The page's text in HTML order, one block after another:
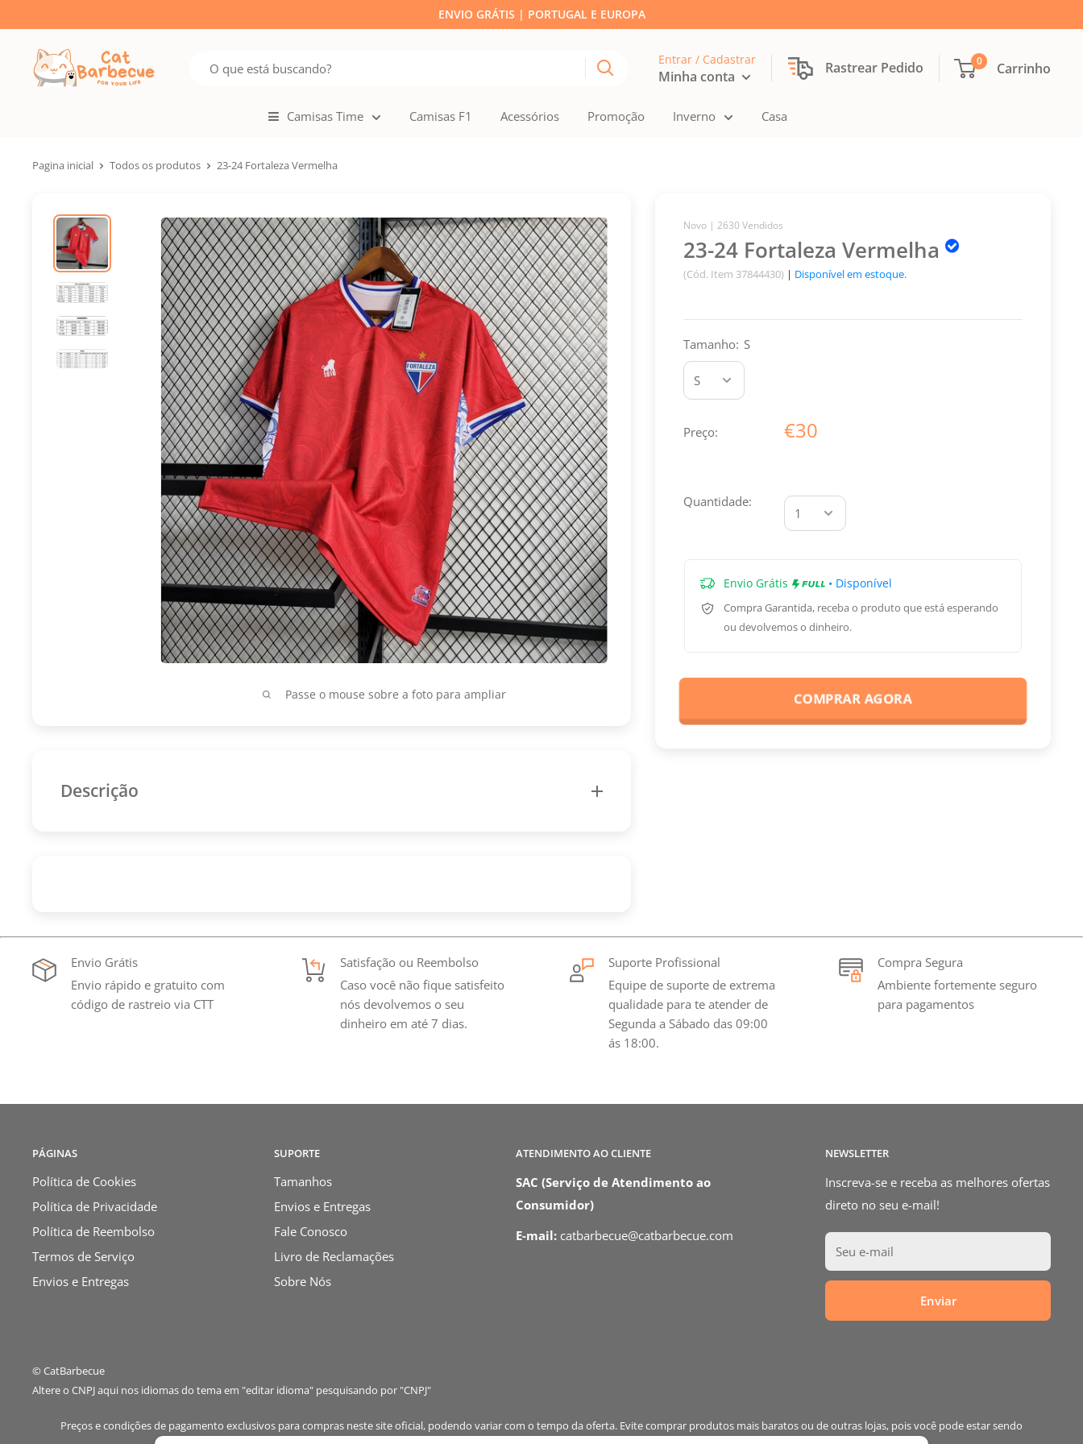
ENVIO GRÁTIS | PORTUGAL E EUROPA
Entrar / Cadastrar
Minha conta Rastrear Pedido 0 Carrinho
Camisas Time Camisas F1 Acessórios Promoção Inverno Casa
Pagina inicial Todos os produtos 23-24 Fortaleza Vermelha
Passe o mouse sobre a foto para ampliar
Novo |2630 Vendidos
23-24 Fortaleza Vermelha
(Cód. Item 37844430) | Disponível em estoque.
Tamanho: S
Preço: €30
Quantidade:
Envio Grátis • Disponível
Compra Garantida, receba o produto que está esperando
ou devolvemos o dinheiro.
COMPRAR AGORA
Descrição
Envio Grátis
Envio rápido e gratuito com
código de rastreio via CTT
Satisfação ou Reembolso
Caso você não fique satisfeito
nós devolvemos o seu
dinheiro em até 7 dias.
Suporte Profissional
Equipe de suporte de extrema
qualidade para te atender de
Segunda a Sábado das 09:00
ás 18:00.
Compra Segura
Ambiente fortemente seguro
para pagamentos
PÁGINAS
Política de Cookies
Política de Privacidade
Política de Reembolso
Termos de Serviço
Envios e Entregas
SUPORTE
Tamanhos
Envios e Entregas
Fale Conosco
Livro de Reclamações
Sobre Nós
ATENDIMENTO AO CLIENTE
SAC (Serviço de Atendimento ao
Consumidor)
E-mail: catbarbecue@catbarbecue.com
NEWSLETTER
Inscreva-se e receba as melhores ofertas
direto no seu e-mail!
Seu e-mail
Enviar
© CatBarbecue
Altere o CNPJ aqui nos idiomas do tema em "editar idioma" pesquisando por "CNPJ"
Preços e condições de pagamento exclusivos para compras neste site oficial, podendo variar com o tempo da oferta. Evite comprar produtos mais baratos ou de outras lojas, pois você pode estar sendo